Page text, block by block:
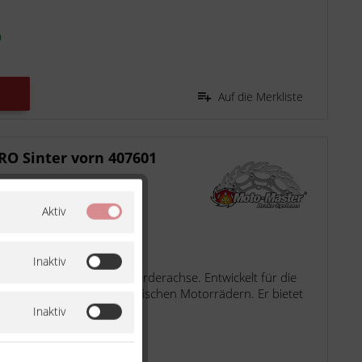
Auf die Merkliste
Sinter vorn 407601
Bremsbelag für die Vorderachse. Entwickelt für die
und kundenspezifischen Motorrädern. Er bietet
Aktiv
Inaktiv
Inaktiv